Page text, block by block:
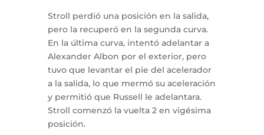
Stroll perdió una posición en la salida,
pero la recuperó en la segunda curva.
En la última curva, intentó adelantar a
Alexander Albon por el exterior, pero
tuvo que levantar el pie del acelerador
a la salida, lo que mermó su aceleración
y permitió que Russell le adelantara.
Stroll comenzó la vuelta 2 en vigésima
posición.